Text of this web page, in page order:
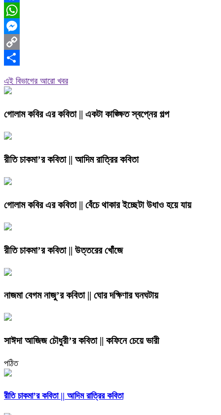
Facebook
WhatsApp
Messenger
Copy
এই বিভাগের আরো খবর
গোলাম কবির এর কবিতা || একটা কাঙ্ক্ষিত স্বপ্নের গল্প
রীতি চাকমা’র কবিতা || আদিম রাত্রির কবিতা
গোলাম কবির এর কবিতা || বেঁচে থাকার ইচ্ছেটা উধাও হয়ে যায়
রীতি চাকমা’র কবিতা || উত্তরের খোঁজে
নাজমা বেগম নাজু’র কবিতা || ঘোর দক্ষিণার ঘনঘটায়
সাঈদা আজিজ চৌধুরী’র কবিতা || কফিনে চেয়ে ভারী
পঠিত
রীতি চাকমা’র কবিতা || আদিম রাত্রির কবিতা